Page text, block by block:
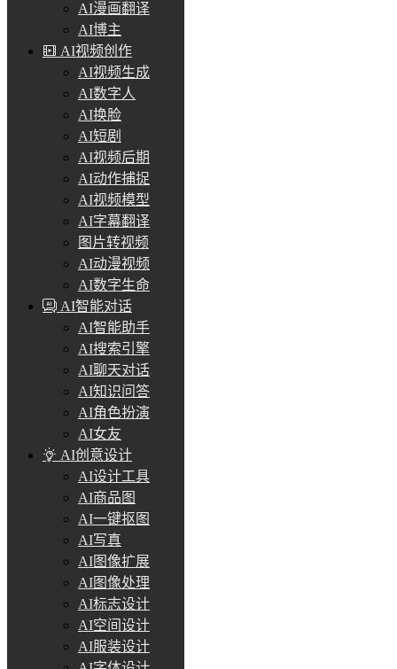
AI漫画翻译
AI博主
AI视频创作
AI视频生成
AI数字人
AI换脸
AI短剧
AI视频后期
AI动作捕捉
AI视频模型
AI字幕翻译
图片转视频
AI动漫视频
AI数字生命
AI智能对话
AI智能助手
AI搜索引擎
AI聊天对话
AI知识问答
AI角色扮演
AI女友
AI创意设计
AI设计工具
AI商品图
AI一键抠图
AI写真
AI图像扩展
AI图像处理
AI标志设计
AI空间设计
AI服装设计